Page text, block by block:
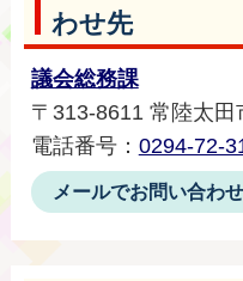
わせ先
議会総務課
〒313-8611 常陸太
電話番号： 0294-72-
メールでお問い合わ